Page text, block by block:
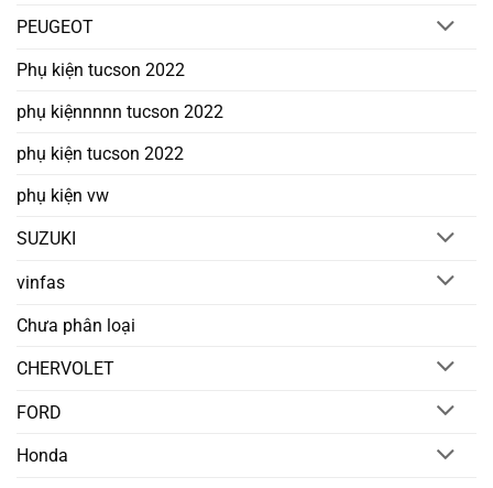
PEUGEOT
Phụ kiện tucson 2022
phụ kiệnnnnn tucson 2022
phụ kiện tucson 2022
phụ kiện vw
SUZUKI
vinfas
Chưa phân loại
CHERVOLET
FORD
Honda